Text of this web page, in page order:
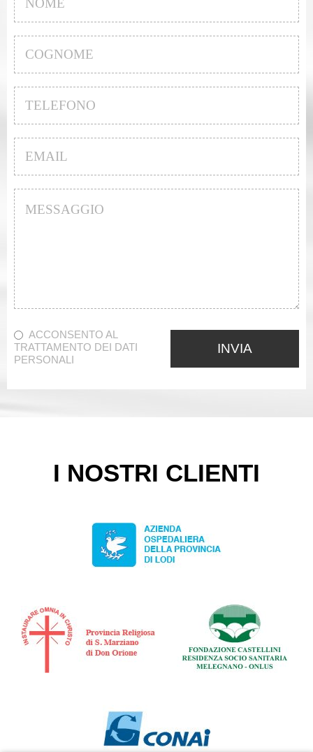
Cognome
Telefono
Email
Messaggio
Acconsento al trattamento dei dati personali*
ACCONSENTO AL
TRATTAMENTO DEI DATI
PERSONALI
I NOSTRI CLIENTI